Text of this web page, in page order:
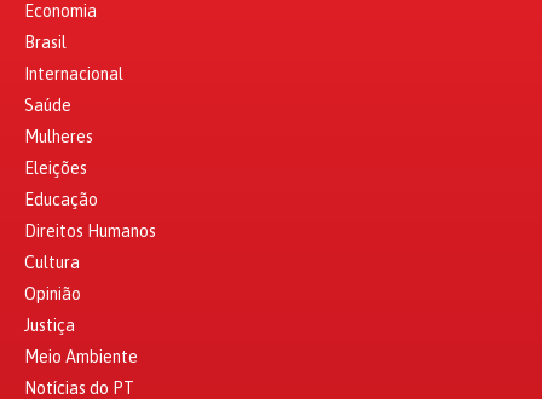
Economia
Brasil
Internacional
Saúde
Mulheres
Eleições
Educação
Direitos Humanos
Cultura
Opinião
Justiça
Meio Ambiente
Notícias do PT